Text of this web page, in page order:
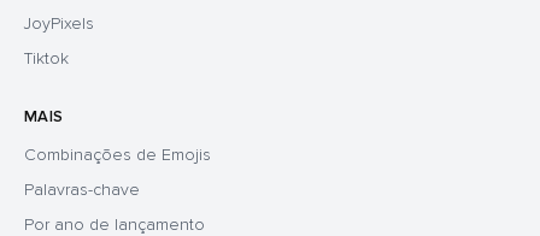
JoyPixels
Tiktok
MAIS
Combinações de Emojis
Palavras-chave
Por ano de lançamento